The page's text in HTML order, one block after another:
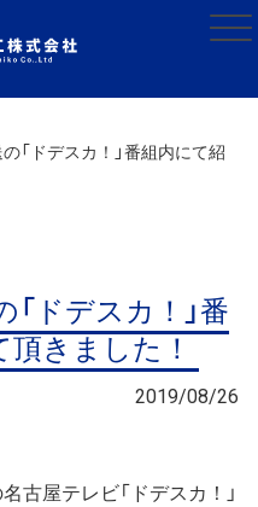
「ドデスカ！」番組内にて紹
ドデスカ！」番
頂きました！
2019/08/26
古屋テレビ「ドデスカ！」